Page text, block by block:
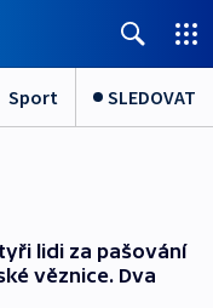
Sport SLEDOVAT
lidi za pašování
věznice. Dva